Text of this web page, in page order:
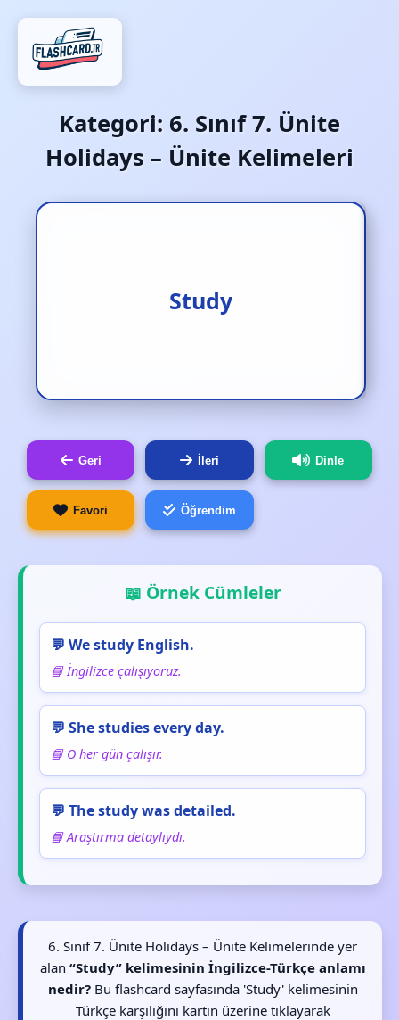
Kategori: 6. Sınıf 7. Ünite
Holidays – Ünite Kelimeleri
Study
Ders çalışmak
Geri İleri Dinle
Favori Öğrendim
📖 Örnek Cümleler
💬 We study English.
📘 İngilizce çalışıyoruz.
💬 She studies every day.
📘 O her gün çalışır.
💬 The study was detailed.
📘 Araştırma detaylıydı.
6. Sınıf 7. Ünite Holidays – Ünite Kelimelerinde yer
alan “Study” kelimesinin İngilizce-Türkçe anlamı
nedir?Bu flashcard sayfasında 'Study' kelimesinin
Türkçe karşılığını kartın üzerine tıklayarak